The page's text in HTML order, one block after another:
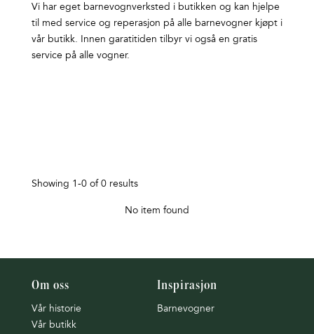
Vi har eget barnevognverksted i butikken og kan hjelpe
til med service og reperasjon på alle barnevogner kjøpt i
vår butikk. Innen garatitiden tilbyr vi også en gratis
service på alle vogner.
Showing 1-0 of 0 results
No item found
Om oss
Vår historie
Vår butikk
Inspirasjon
Barnevogner